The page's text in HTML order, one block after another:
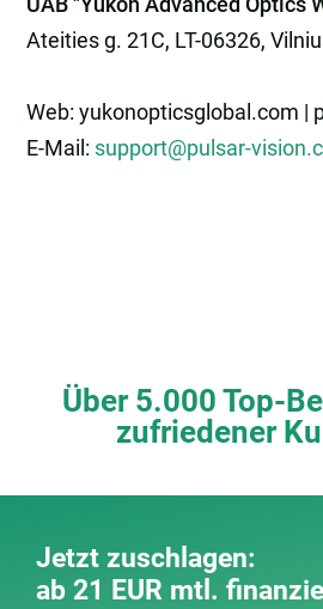
Ateities g. 21C, LT-06326,
Web: yukonopticsglobal.com |
E-Mail: support@pulsar-
Über 5.000 Top-
zufriedener
Jetzt zuschlagen:
ab 21 EUR mtl.